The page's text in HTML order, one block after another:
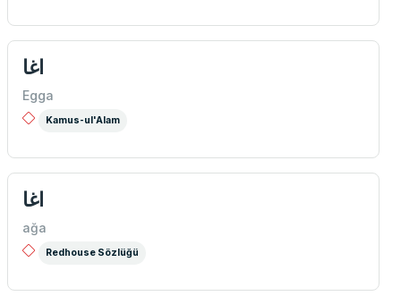
اغا
Egga
Kamus-ul'Alam
اغا
ağa
Redhouse Sözlüğü